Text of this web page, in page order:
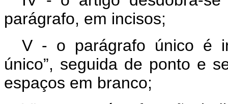
parágrafo, em incisos;
V - o parágrafo único é
único”, seguida de ponto e
espaços em branco;